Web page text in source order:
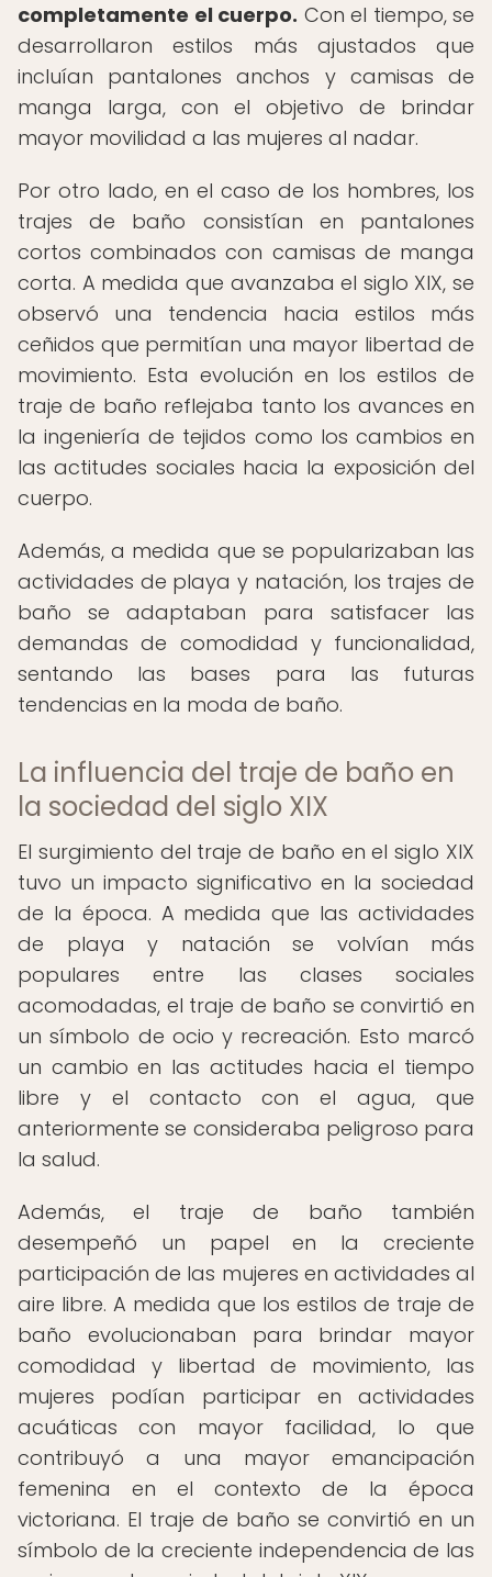
completamente el cuerpo. Con el tiempo, se
desarrollaron estilos más ajustados que
incluían pantalones anchos y camisas de
manga larga, con el objetivo de brindar
mayor movilidad a las mujeres al nadar.
Por otro lado, en el caso de los hombres, los
trajes de baño consistían en pantalones
cortos combinados con camisas de manga
corta. A medida que avanzaba el siglo XIX, se
observó una tendencia hacia estilos más
ceñidos que permitían una mayor libertad de
movimiento. Esta evolución en los estilos de
traje de baño reflejaba tanto los avances en
la ingeniería de tejidos como los cambios en
las actitudes sociales hacia la exposición del
cuerpo.
Además, a medida que se popularizaban las
actividades de playa y natación, los trajes de
baño se adaptaban para satisfacer las
demandas de comodidad y funcionalidad,
sentando las bases para las futuras
tendencias en la moda de baño.
La influencia del traje de baño en
la sociedad del siglo XIX
El surgimiento del traje de baño en el siglo XIX
tuvo un impacto significativo en la sociedad
de la época. A medida que las actividades
de playa y natación se volvían más
populares entre las clases sociales
acomodadas, el traje de baño se convirtió en
un símbolo de ocio y recreación. Esto marcó
un cambio en las actitudes hacia el tiempo
libre y el contacto con el agua, que
anteriormente se consideraba peligroso para
la salud.
Además, el traje de baño también
desempeñó un papel en la creciente
participación de las mujeres en actividades al
aire libre. A medida que los estilos de traje de
baño evolucionaban para brindar mayor
comodidad y libertad de movimiento, las
mujeres podían participar en actividades
acuáticas con mayor facilidad, lo que
contribuyó a una mayor emancipación
femenina en el contexto de la época
victoriana. El traje de baño se convirtió en un
símbolo de la creciente independencia de las